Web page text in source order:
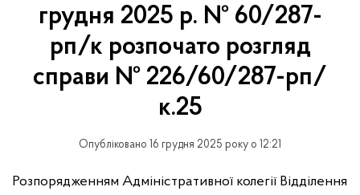
грудня 2025 р. № 60/287-
рп/к розпочато розгляд
справи № 226/60/287-рп/
к.25
Опубліковано 16 грудня 2025 року о 12:21
Розпорядженням Адміністративної колегії Відділення